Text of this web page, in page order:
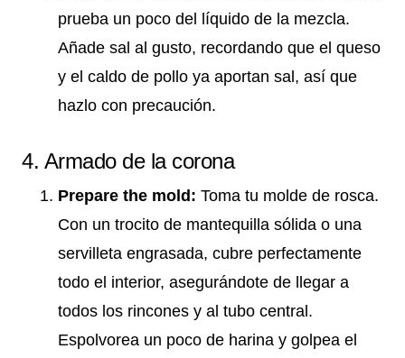
prueba un poco del líquido de la mezcla.
Añade sal al gusto, recordando que el queso
y el caldo de pollo ya aportan sal, así que
hazlo con precaución.
4. Armado de la corona
Prepare the mold: Toma tu molde de rosca.
Con un trocito de mantequilla sólida o una
servilleta engrasada, cubre perfectamente
todo el interior, asegurándote de llegar a
todos los rincones y al tubo central.
Espolvorea un poco de harina y golpea el